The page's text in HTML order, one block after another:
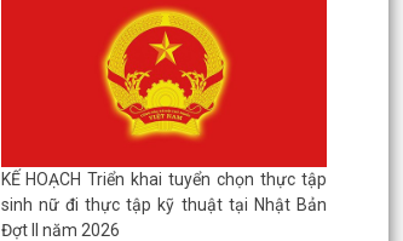
KẾ HOẠCH Triển khai tuyển chọn thực tập
sinh nữ đi thực tập kỹ thuật tại Nhật Bản
Đợt II năm 2026